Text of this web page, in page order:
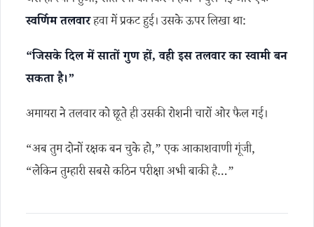
स्वर्णिम तलवारहवा में प्रकट हुई। उसके ऊपर लिखा था:
“जिसके दिल में सातों गुण हों, वही इस तलवार का स्वामी बन
सकता है।”
अमायरा ने तलवार को छूते ही उसकी रोशनी चारों ओर फैल गई।
“अब तुम दोनों रक्षक बन चुके हो,” एक आकाशवाणी गूंजी,
“लेकिन तुम्हारी सबसे कठिन परीक्षा अभी बाकी है…”